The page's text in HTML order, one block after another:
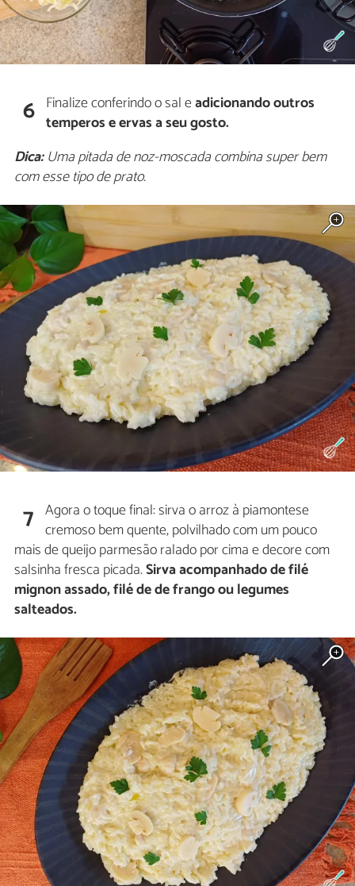
6 Finalize conferindo o sal eadicionando outros
temperos e ervas a seu gosto.
Dica:Uma pitada de noz-moscada combina super bem
com esse tipo de prato.
7 Agora o toque final: sirva o arroz à piamontese
cremoso bem quente, polvilhado com um pouco
mais de queijo parmesão ralado por cima e decore com
salsinha fresca picada.Sirva acompanhado de filé
mignon assado, filé de de frango ou legumes
salteados.